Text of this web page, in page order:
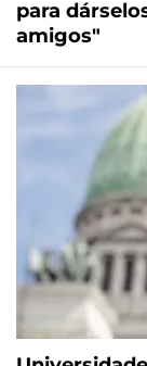
para
amigos"